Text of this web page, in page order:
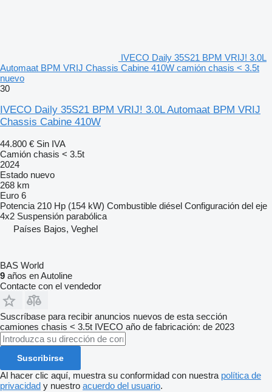
IVECO Daily 35S21 BPM VRIJ! 3.0L
Automaat BPM VRIJ Chassis Cabine 410W camión chasis < 3.5t
nuevo
30
IVECO Daily 35S21 BPM VRIJ! 3.0L Automaat BPM VRIJ
Chassis Cabine 410W
44.800 € Sin IVA
Camión chasis < 3.5t
2024
Estado nuevo
268 km
Euro 6
Potencia 210 Hp (154 kW) Combustible diésel Configuración del eje
4x2 Suspensión parabólica
Países Bajos, Veghel
BAS World
9 años en Autoline
Contacte con el vendedor
Suscríbase para recibir anuncios nuevos de esta sección
camiones chasis < 3.5t IVECO año de fabricación: de 2023
Suscribirse
Al hacer clic aquí, muestra su conformidad con nuestra política de
privacidad y nuestro acuerdo del usuario.